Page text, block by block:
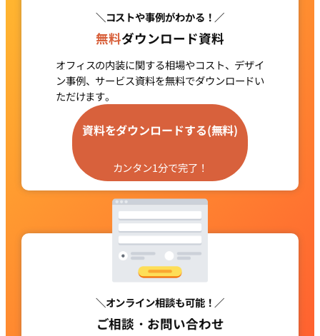
＼コストや事例がわかる！／
無料ダウンロード資料
オフィスの内装に関する相場やコスト、デザイ
ン事例、サービス資料を無料でダウンロードい
ただけます。
資料をダウンロードする(無料)
カンタン1分で完了！
グ
ル
ー
プ
＼オンライン相談も可能！／
ご相談・お問い合わせ